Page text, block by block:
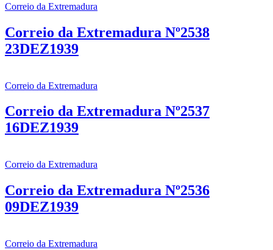
Correio da Extremadura
Correio da Extremadura Nº2538
23DEZ1939
Correio da Extremadura
Correio da Extremadura Nº2537
16DEZ1939
Correio da Extremadura
Correio da Extremadura Nº2536
09DEZ1939
Correio da Extremadura